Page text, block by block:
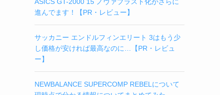
進んでます！【PR・レビュー】
サッカニー エンドルフィンエリート 3はもう少
し価格が安ければ最高なのに…【PR・レビュ
ー】
NEWBALANCE SUPERCOMP REBELについて